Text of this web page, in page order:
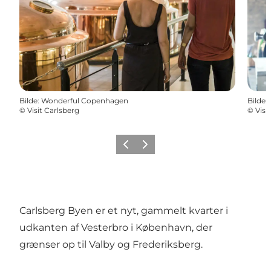
Bilde: Wonderful Copenhagen
© Visit Carlsberg
Bilde:
©
ForrigeNeste
Carlsberg Byen er et nyt, gammelt kvarter i
udkanten af Vesterbro i København, der
grænser op til Valby og Frederiksberg.